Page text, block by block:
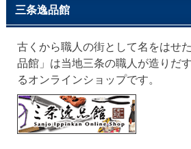
三条逸品館
古くから職人の街として名をはせ
品館」は当地三条の職人が造りだ
るオンラインショップです。